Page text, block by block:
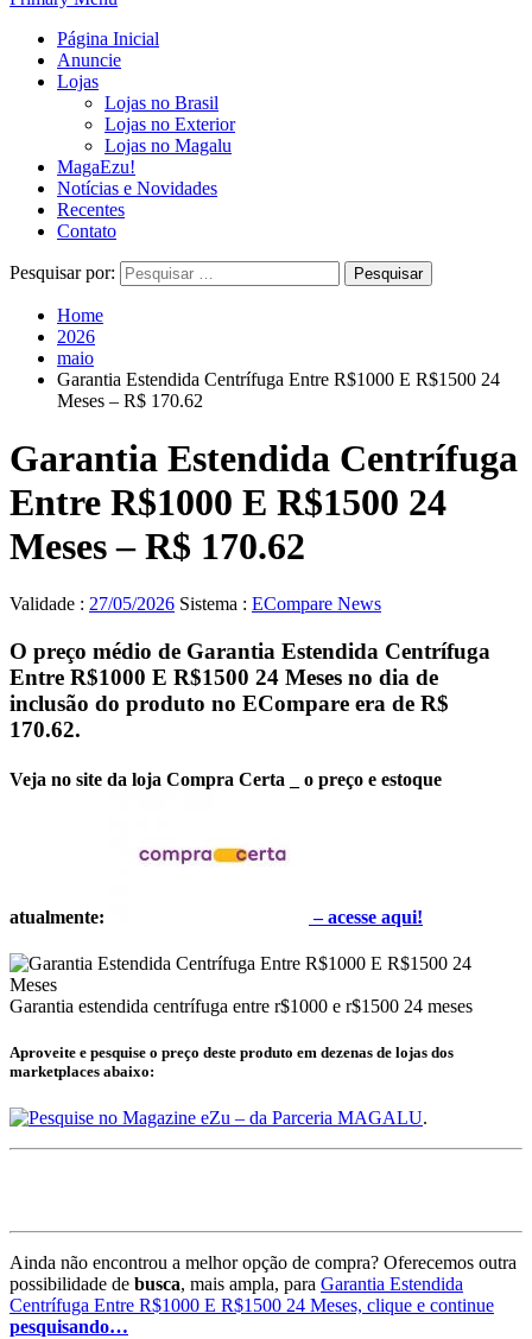
Página Inicial
Anuncie
Lojas
Lojas no Brasil
Lojas no Exterior
Lojas no Magalu
MagaEzu!
Notícias e Novidades
Recentes
Contato
Pesquisar por:
Home
2026
maio
Garantia Estendida Centrífuga Entre R$1000 E R$1500 24
Meses – R$ 170.62
Garantia Estendida Centrífuga
Entre R$1000 E R$1500 24
Meses – R$ 170.62
Validade : 27/05/2026 Sistema : ECompare News
O preço médio de Garantia Estendida Centrífuga
Entre R$1000 E R$1500 24 Meses no dia de
inclusão do produto no ECompare era de R$
170.62.
Veja no site da loja Compra Certa _ o preço e estoque
atualmente: –acesse aqui!
Garantia estendida centrífuga entre r$1000 e r$1500 24 meses
Aproveite e pesquise o preço deste produto em dezenas de lojas dos
marketplaces abaixo:
– da Parceria MAGALU.
Ainda não encontrou a melhor opção de compra? Oferecemos outra
possibilidade de busca, mais ampla, para Garantia Estendida
Centrífuga Entre R$1000 E R$1500 24 Meses, clique e continue
pesquisando…